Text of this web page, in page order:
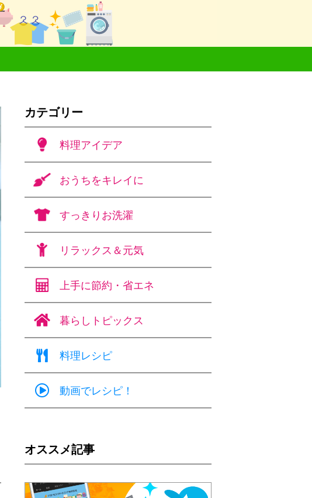
カテゴリー
料理アイデア
おうちをキレイに
すっきりお洗濯
リラックス＆元気
上手に節約・省エネ
暮らしトピックス
料理レシピ
動画でレシピ！
オススメ記事